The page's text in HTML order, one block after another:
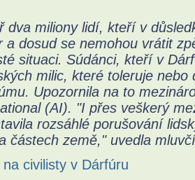
dva miliony lidí, kteří v
a dosud se nemohou vrátit
situaci. Súdánci, kteří v
milic, které toleruje nebo
Upozornila na to
(AI). "I přes veškerý
rozsáhlé porušování
částech země," uvedla
na civilisty v Dárfúru